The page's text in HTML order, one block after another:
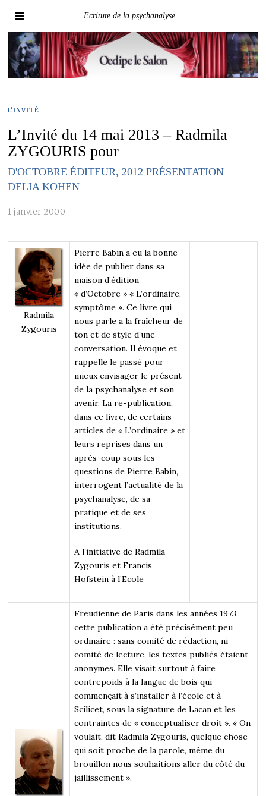
Ecriture de la psychanalyse…
L'INVITÉ
L’Invité du 14 mai 2013 – Radmila
ZYGOURIS pour
D'OCTOBRE ÉDITEUR, 2012 PRÉSENTATION
DELIA KOHEN
1 janvier 2000
Radmila
Zygouris
Pierre Babin a eu la bonne
idée de publier dans sa
maison d’édition
« d’Octobre » « L’ordinaire,
symptôme ». Ce livre qui
nous parle a la fraîcheur de
ton et de style d’une
conversation. Il évoque et
rappelle le passé pour
mieux envisager le présent
de la psychanalyse et son
avenir. La re-publication,
dans ce livre, de certains
articles de « L’ordinaire » et
leurs reprises dans un
après-coup sous les
questions de Pierre Babin,
interrogent l’actualité de la
psychanalyse, de sa
pratique et de ses
institutions.
A l’initiative de Radmila
Zygouris et Francis
Hofstein à l’Ecole
Freudienne de Paris dans les années 1973,
cette publication a été précisément peu
ordinaire : sans comité de rédaction, ni
comité de lecture, les textes publiés étaient
anonymes. Elle visait surtout à faire
contrepoids à la langue de bois qui
commençait à s’installer à l’école et à
Scilicet, sous la signature de Lacan et les
contraintes de « conceptualiser droit ». « On
voulait, dit Radmila Zygouris, quelque chose
qui soit proche de la parole, même du
brouillon nous souhaitions aller du côté du
jaillissement ».